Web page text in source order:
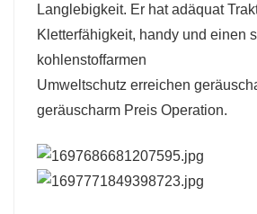
Langlebigkeit. Er hatadäquat
Kletterfähigkeit, handy und einen
kohlenstoffarmen
Umweltschutz erreichen
geräuscharm Preis Operation.